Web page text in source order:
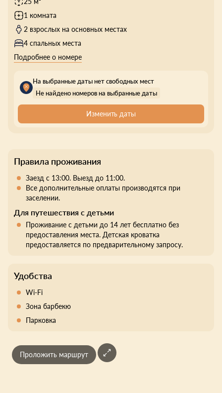
1 комната
2 взрослых на основных местах
4 спальных места
Подробнее о номере
На выбранные даты нет свободных мест
Не найдено номеров на выбранные даты
Изменить даты
Правила проживания
Заезд с 13:00. Выезд до 11:00.
Все дополнительные оплаты производятся при
заселении.
Для путешествия с детьми
Проживание с детьми до 14 лет бесплатно без
предоставления места. Детская кроватка
предоставляется по предварительному запросу.
Удобства
Wi-Fi
Зона барбекю
Парковка
Проложить маршрут